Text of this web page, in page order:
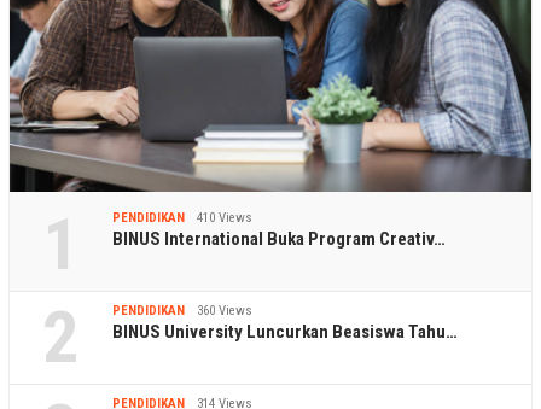
1 PENDIDIKAN 410 Views
BINUS International Buka Program Creativ…
2 PENDIDIKAN 360 Views
BINUS University Luncurkan Beasiswa Tahu…
PENDIDIKAN 314 Views